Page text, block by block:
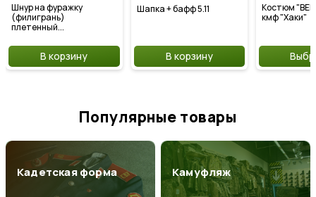
Шнур на фуражку
(филигрань)
плетенный...
В корзину
Шапка + бафф 5.11
В корзину
Костюм
кмф "Хаки"
Популярные товары
Кадетская форма Камуфляж